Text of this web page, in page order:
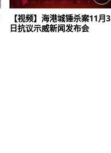
【视频】海港城锤杀案11月3
日抗议示威新闻发布会